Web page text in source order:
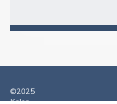
©2025
Kalon